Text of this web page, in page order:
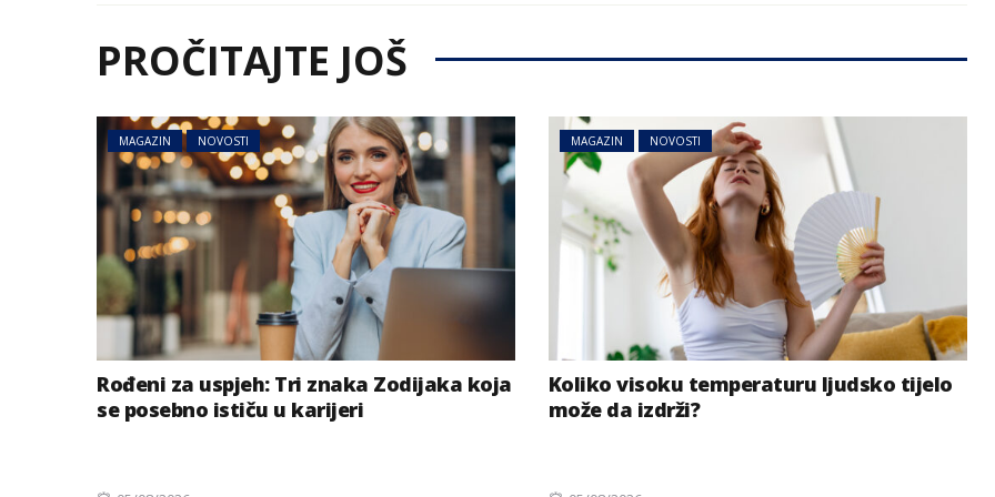
PROČITAJTE JOŠ
MAGAZIN NOVOSTI
Rođeni za uspjeh: Tri znaka Zodijaka koja
se posebno ističu u karijeri
MAGAZIN NOVOSTI
Koliko visoku temperaturu ljudsko tijelo
može da izdrži?